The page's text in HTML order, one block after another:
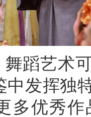
蹈艺术
中发挥独
多优秀